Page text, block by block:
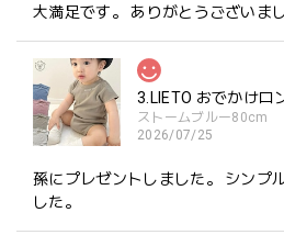
大満足です。 ありがとうございま
ストームブルー80cm
2026/07/25
孫にプレゼントしました。 シンプ
した。